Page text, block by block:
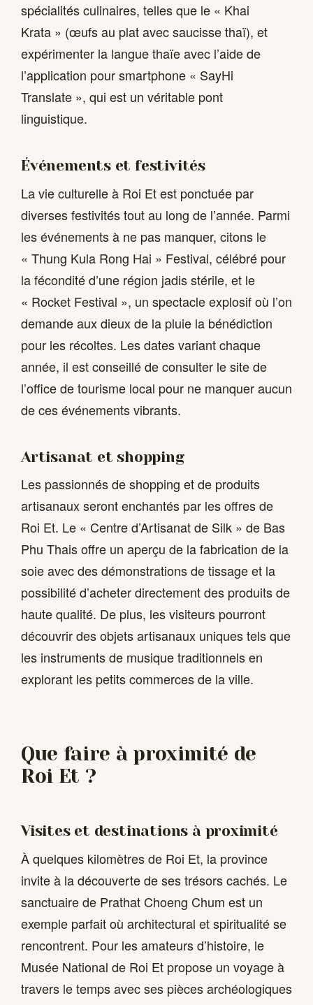
spécialités culinaires, telles que le « Khai
Krata » (œufs au plat avec saucisse thaï), et
expérimenter la langue thaïe avec l’aide de
l’application pour smartphone « SayHi
Translate », qui est un véritable pont
linguistique.
Événements et festivités
La vie culturelle à Roi Et est ponctuée par
diverses festivités tout au long de l’année. Parmi
les événements à ne pas manquer, citons le
« Thung Kula Rong Hai » Festival, célébré pour
la fécondité d’une région jadis stérile, et le
« Rocket Festival », un spectacle explosif où l’on
demande aux dieux de la pluie la bénédiction
pour les récoltes. Les dates variant chaque
année, il est conseillé de consulter le site de
l’office de tourisme local pour ne manquer aucun
de ces événements vibrants.
Artisanat et shopping
Les passionnés de shopping et de produits
artisanaux seront enchantés par les offres de
Roi Et. Le « Centre d’Artisanat de Silk » de Bas
Phu Thais offre un aperçu de la fabrication de la
soie avec des démonstrations de tissage et la
possibilité d’acheter directement des produits de
haute qualité. De plus, les visiteurs pourront
découvrir des objets artisanaux uniques tels que
les instruments de musique traditionnels en
explorant les petits commerces de la ville.
Que faire à proximité de
Roi Et ?
Visites et destinations à proximité
À quelques kilomètres de Roi Et, la province
invite à la découverte de ses trésors cachés. Le
sanctuaire de Prathat Choeng Chum est un
exemple parfait où architectural et spiritualité se
rencontrent. Pour les amateurs d’histoire, le
Musée National de Roi Et propose un voyage à
travers le temps avec ses pièces archéologiques